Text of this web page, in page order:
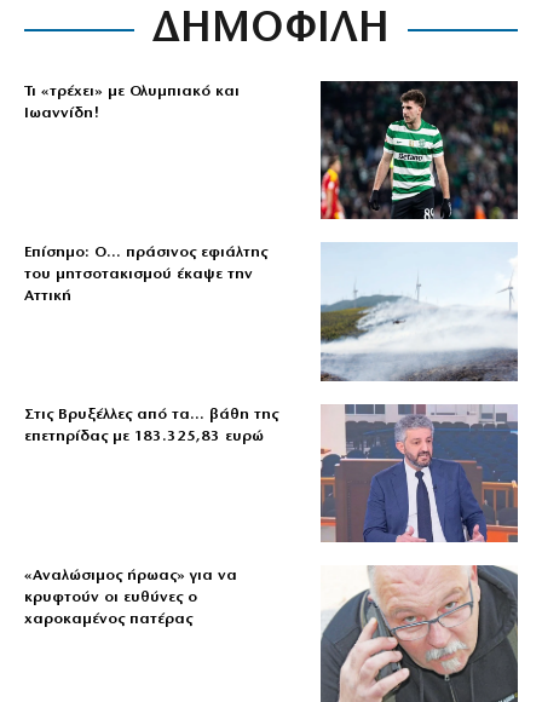
ΔΗΜΟΦΙΛΗ
Τι «τρέχει» με Ολυμπιακό και
Ιωαννίδη!
Επίσημο: Ο… πράσινος εφιάλτης
του μητσοτακισμού έκαψε την
Αττική
Στις Βρυξέλλες από τα… βάθη της
επετηρίδας με 183.325,83 ευρώ
«Aναλώσιμος ήρωας» για να
κρυφτούν οι ευθύνες ο
χαροκαμένος πατέρας